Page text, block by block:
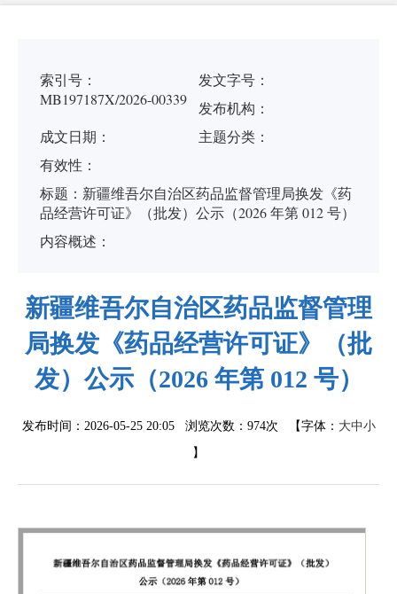
索引号：
MB197187X/2026-00339
发文字号：
发布机构：
成文日期：
主题分类：
有效性：
标题： 新疆维吾尔自治区药品监督管理局换发《药
品经营许可证》（批发）公示（2026 年第 012 号）
内容概述：
新疆维吾尔自治区药品监督管理
局换发《药品经营许可证》（批
发）公示（2026 年第 012 号）
发布时间：2026-05-25 20:05 浏览次数： 974次 【字体： 大中小
】